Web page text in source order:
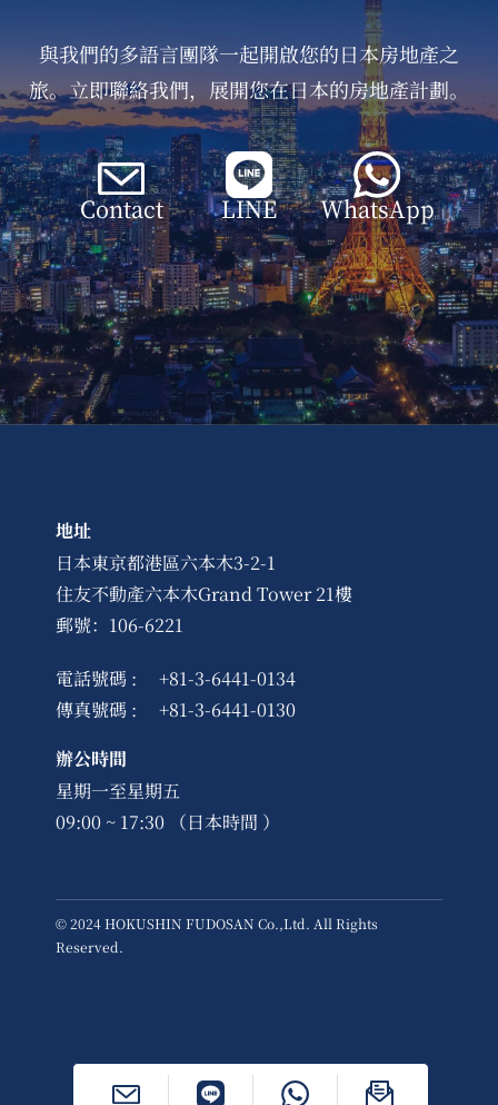
與我們的多語言團隊一起開啟您的日本房地產之
旅。立即聯絡我們，展開您在日本的房地產計劃。
Contact LINE WhatsApp
地址
日本東京都港區六本木3-2-1
住友不動產六本木Grand Tower 21樓
郵號：106-6221
電話號碼 :
+81-3-6441-0134
傳真號碼 :
+81-3-6441-0130
辦公時間
星期一至星期五
09:00 ~ 17:30 （日本時間 ）
© 2024 HOKUSHIN FUDOSAN Co.,Ltd. All Rights
Reserved.